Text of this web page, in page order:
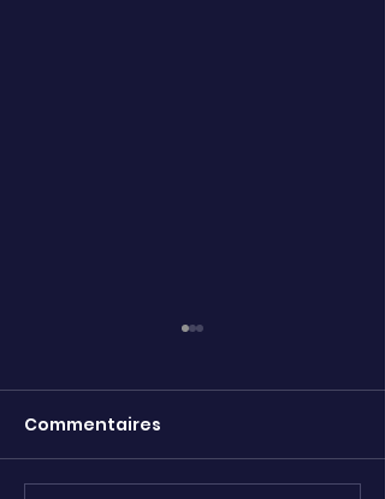
Commentaires